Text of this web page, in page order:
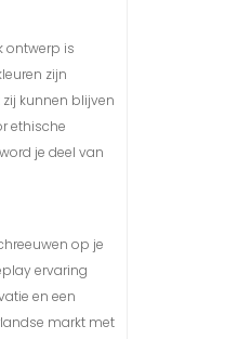
ontwerp is
zijn
kunnen blijven
ethische
je deel van
op je
ervaring
en een
markt met